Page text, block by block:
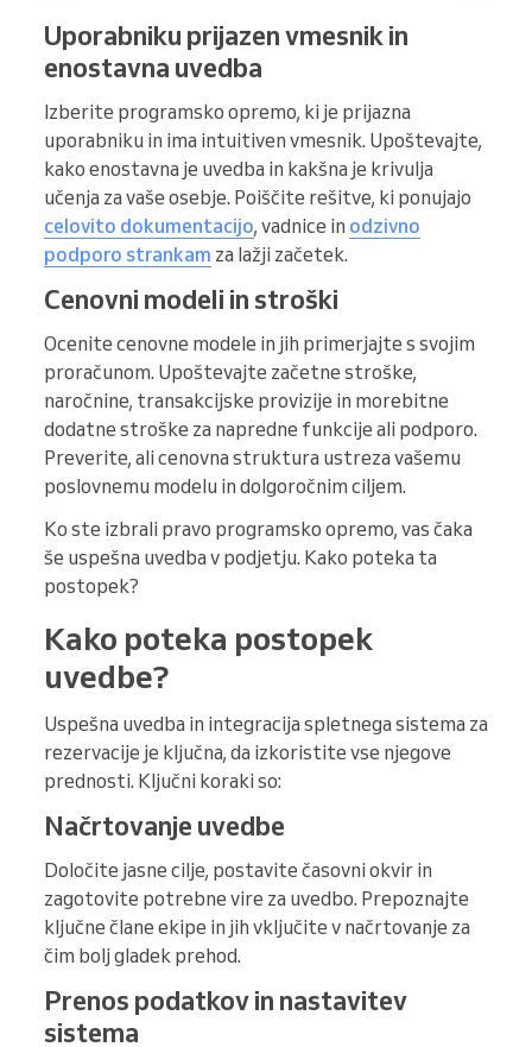
Uporabniku prijazen vmesnik in
enostavna uvedba
Izberite programsko opremo, ki je prijazna
uporabniku in ima intuitiven vmesnik. Upoštevajte,
kako enostavna je uvedba in kakšna je krivulja
učenja za vaše osebje. Poiščite rešitve, ki ponujajo
celovito dokumentacijo, vadnice in odzivno
podporo strankam za lažji začetek.
Cenovni modeli in stroški
Ocenite cenovne modele in jih primerjajte s svojim
proračunom. Upoštevajte začetne stroške,
naročnine, transakcijske provizije in morebitne
dodatne stroške za napredne funkcije ali podporo.
Preverite, ali cenovna struktura ustreza vašemu
poslovnemu modelu in dolgoročnim ciljem.
Ko ste izbrali pravo programsko opremo, vas čaka
še uspešna uvedba v podjetju. Kako poteka ta
postopek?
Kako poteka postopek
uvedbe?
Uspešna uvedba in integracija spletnega sistema za
rezervacije je ključna, da izkoristite vse njegove
prednosti. Ključni koraki so:
Načrtovanje uvedbe
Določite jasne cilje, postavite časovni okvir in
zagotovite potrebne vire za uvedbo. Prepoznajte
ključne člane ekipe in jih vključite v načrtovanje za
čim bolj gladek prehod.
Prenos podatkov in nastavitev
sistema